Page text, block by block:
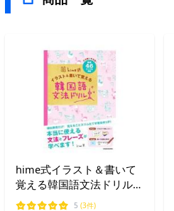
hime式イラスト＆書いて
覚える韓国語文法ドリル／
hime
5 (3件)